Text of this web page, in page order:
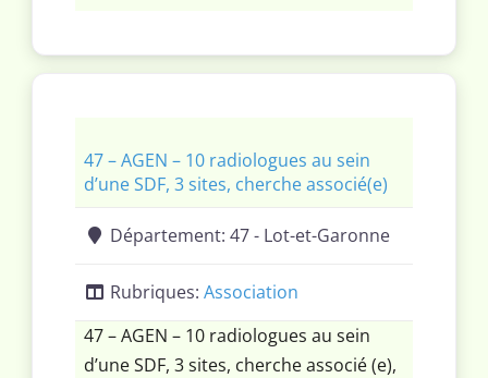
collaboration possible pour démarrer.
conventionnelle Imagerie en coupe
Sénologie Exploration vasculaire
Vous souhaitez
47 – AGEN – 10 radiologues au sein
d’une SDF, 3 sites, cherche associé(e)
Département: 47 - Lot-et-Garonne
Rubriques: Association
47 – AGEN – 10 radiologues au sein
d’une SDF, 3 sites, cherche associé (e),